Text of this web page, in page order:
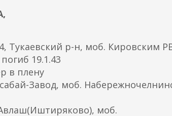
р-н, моб. Кировским
19.1.43
в плену
Завод, моб.
моб.